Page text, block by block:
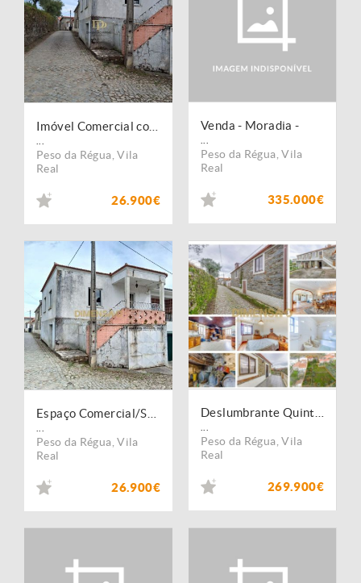
Peso da Régua ,Vila
Real
26.900€
Venda - Moradia -
Peso da Régua ,Vila
Real
335.000€
Peso da Régua ,Vila
Real
26.900€
Peso da Régua ,Vila
Real
269.900€